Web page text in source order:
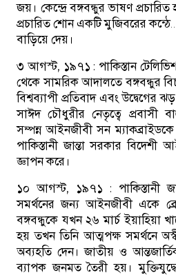
জয়। কেন্দ্রে বঙ্গবন্ধুর ভাষণ
প্রচারিত শোন একটি মুজিবরের
বাড়িয়ে দেয়।
৩ আগস্ট, ১৯৭১ : পাকিস্তান
থেকে সামরিক আদালতে বঙ্গবন্ধুর
বিশ্বব্যাপী প্রতিবাদ এবং
সাঈদ চৌধুরীর নেতৃত্বে প্রবাসী
সম্পন্ন আইনজীবী সন ম্যাকব্রাইডকে
পাকিস্তানী জান্তা সরকার বিদেশী
জ্ঞাপন করে।
১০ আগস্ট, ১৯৭১ : পাকিস্তানী
সমর্থনের জন্য আইনজীবী একে
বঙ্গবন্ধুকে যখন ২৬ মার্চ ইয়াহিয়া
হয় তখন তিনি আত্মপক্ষ সমর্থনে
অব্যহতি দেন। জাতীয় ও
ব্যাপক জনমত তৈরী হয়।